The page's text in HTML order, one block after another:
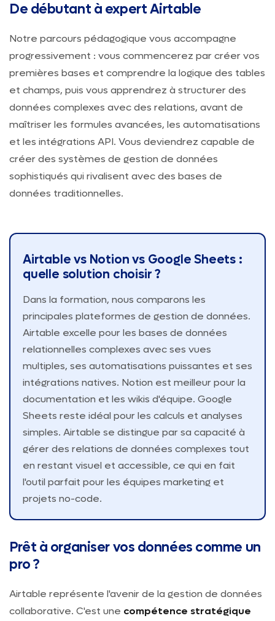
De débutant à expert Airtable
Notre parcours pédagogique vous accompagne
progressivement : vous commencerez par créer vos
premières bases et comprendre la logique des tables
et champs, puis vous apprendrez à structurer des
données complexes avec des relations, avant de
maîtriser les formules avancées, les automatisations
et les intégrations API. Vous deviendrez capable de
créer des systèmes de gestion de données
sophistiqués qui rivalisent avec des bases de
données traditionnelles.
Airtable vs Notion vs Google Sheets :
quelle solution choisir ?
Dans la formation, nous comparons les
principales plateformes de gestion de données.
Airtable excelle pour les bases de données
relationnelles complexes avec ses vues
multiples, ses automatisations puissantes et ses
intégrations natives. Notion est meilleur pour la
documentation et les wikis d'équipe. Google
Sheets reste idéal pour les calculs et analyses
simples. Airtable se distingue par sa capacité à
gérer des relations de données complexes tout
en restant visuel et accessible, ce qui en fait
l'outil parfait pour les équipes marketing et
projets no-code.
Prêt à organiser vos données comme un
pro ?
Airtable représente l'avenir de la gestion de données
collaborative. C'est une compétence stratégique